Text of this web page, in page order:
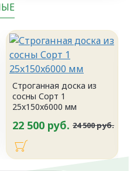
Строганная доска из
сосны Сорт 1
25x150x6000 мм
22 500 руб. 24 500 руб.